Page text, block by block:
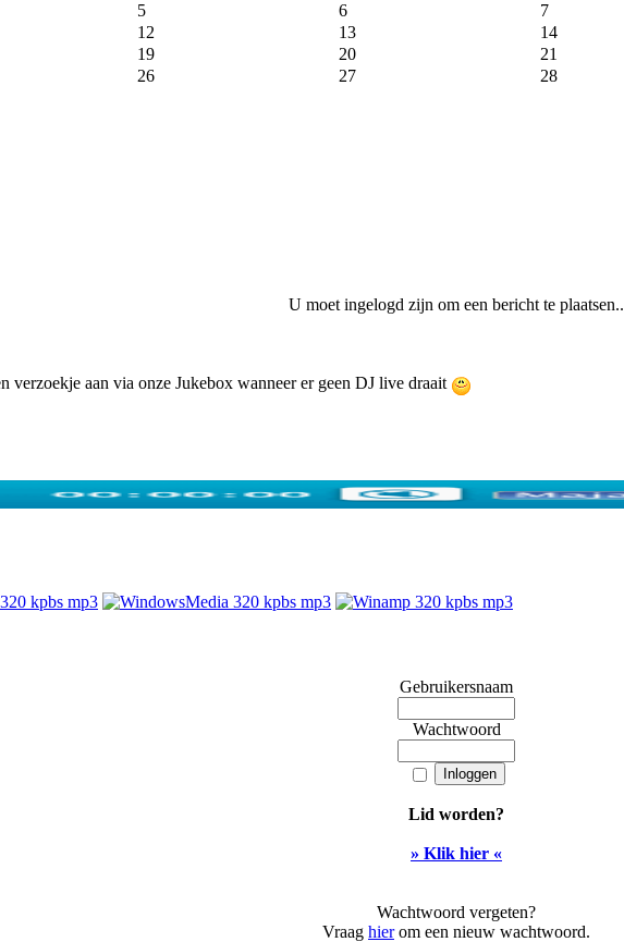
5 6 7
12 13 14
19 20 21
26 27 28
U moet ingelogd zijn om een bericht te plaatsen..
verzoekje aan via onze Jukebox wanneer er geen DJ live draait
Gebruikersnaam
Wachtwoord
Lid worden?
» Klik hier «
Wachtwoord vergeten?
Vraag hierom een nieuw wachtwoord.